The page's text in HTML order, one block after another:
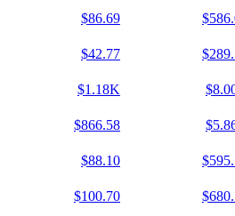
$86.69
$42.77
$1.18K
$866.58
$88.10
$100.70